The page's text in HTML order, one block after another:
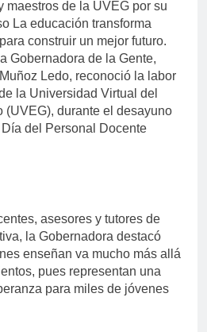
maestros de la UVEG por su
La educación transforma
construir un mejor futuro.
Gobernadora de la Gente,
Ledo, reconoció la labor
la Universidad Virtual del
(UVEG), durante el desayuno
del Personal Docente
asesores y tutores de
la Gobernadora destacó
enseñan va mucho más allá
pues representan una
para miles de jóvenes